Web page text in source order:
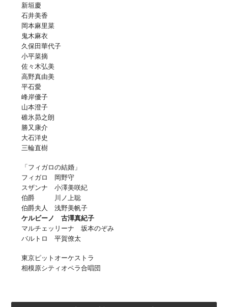
新垣慶
石井美香
岡本麻里菜
鬼木麻衣
久保田華代子
小平菜摘
佐々木弘美
高野真由美
平石愛
峰岸優子
山本澄子
碓氷昴之朗
勝又康介
大石洋史
三輪直樹
「フィガロの結婚」
フィガロ 岡野守
スザンナ 小澤美咲紀
伯爵 川ノ上聡
伯爵夫人 浅野美帆子
ケルビーノ 古澤真紀子
マルチェッリーナ 坂本のぞみ
バルトロ 平賀僚太
東京ピットオーケストラ
相模原シティオペラ合唱団